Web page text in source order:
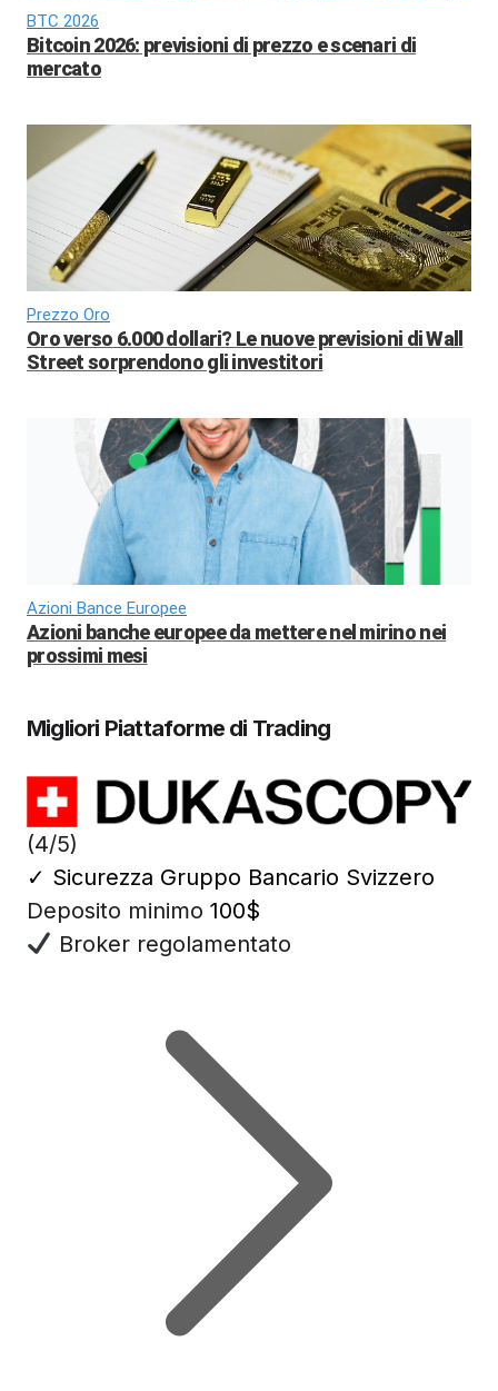
BTC 2026
Bitcoin 2026: previsioni di prezzo e scenari di
mercato
Prezzo Oro
Oro verso 6.000 dollari? Le nuove previsioni di Wall
Street sorprendono gli investitori
Azioni Bance Europee
Azioni banche europee da mettere nel mirino nei
prossimi mesi
Migliori Piattaforme di Trading
(4/5)
✓ Sicurezza Gruppo Bancario Svizzero
Deposito minimo 100$
Broker regolamentato